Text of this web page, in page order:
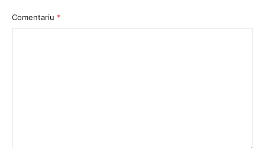
Comentariu *